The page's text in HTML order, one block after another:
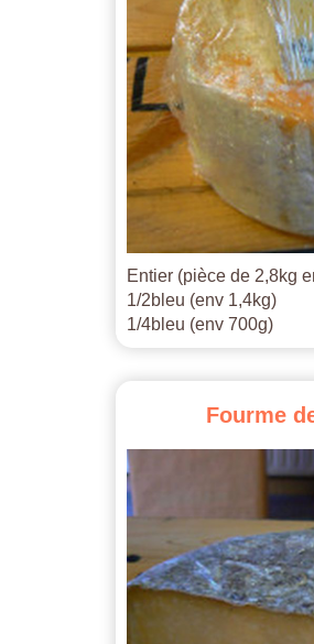
Entier (pièce de 2,8kg
1/2bleu (env 1,4kg)
1/4bleu (env 700g)
Fourme